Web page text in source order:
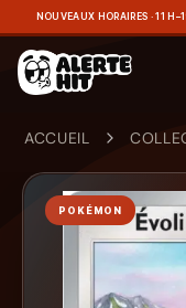
NOUVEAUX HORAIRES · 11
ACCUEIL
POKÉMON